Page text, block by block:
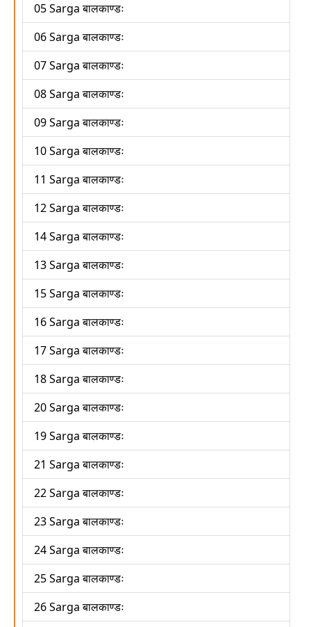
05 Sarga बालकाण्डः
06 Sarga बालकाण्डः
07 Sarga बालकाण्डः
08 Sarga बालकाण्डः
09 Sarga बालकाण्डः
10 Sarga बालकाण्डः
11 Sarga बालकाण्डः
12 Sarga बालकाण्डः
14 Sarga बालकाण्डः
13 Sarga बालकाण्डः
15 Sarga बालकाण्डः
16 Sarga बालकाण्डः
17 Sarga बालकाण्डः
18 Sarga बालकाण्डः
20 Sarga बालकाण्डः
19 Sarga बालकाण्डः
21 Sarga बालकाण्डः
22 Sarga बालकाण्डः
23 Sarga बालकाण्डः
24 Sarga बालकाण्डः
25 Sarga बालकाण्डः
26 Sarga बालकाण्डः